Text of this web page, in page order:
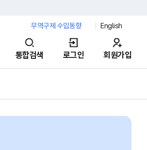
무역구제 수입동향 English
통합검색 로그인 회원가입